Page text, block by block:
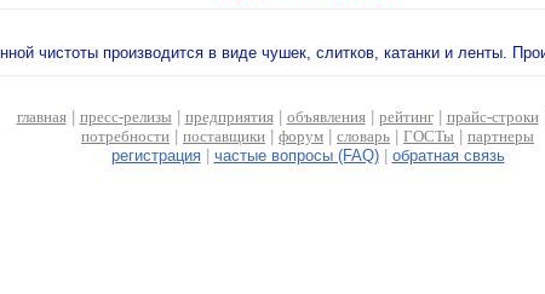
чистоты производится в виде чушек, слитков, катанки и ленты.
главная| пресс-релизы предприятия| объявления| рейтинг| прайс-строки|
потребности
поставщики форум словарь ГОСТы
партнеры
регистрация| частые вопросы (FAQ)| обратная связь